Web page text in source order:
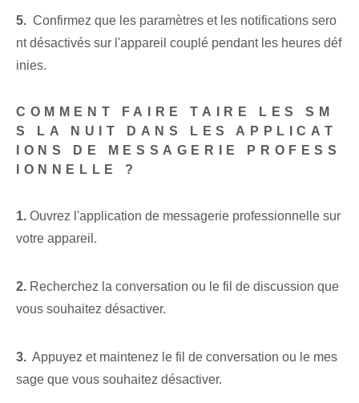
5. ‍ Confirmez que les paramètres et les notifications⁢ sero
nt désactivés sur l'appareil couplé pendant les heures déf
inies.
COMMENT FAIRE TAIRE LES SM
S LA NUIT DANS LES APPLICAT
IONS DE MESSAGERIE PROFESS
IONNELLE ?
1. Ouvrez l'application de messagerie professionnelle sur
votre appareil.
2. Recherchez la conversation ou le fil de discussion que
vous souhaitez désactiver.
3. ⁢ Appuyez et maintenez le fil de conversation‌ ou le mes
sage que vous souhaitez désactiver.